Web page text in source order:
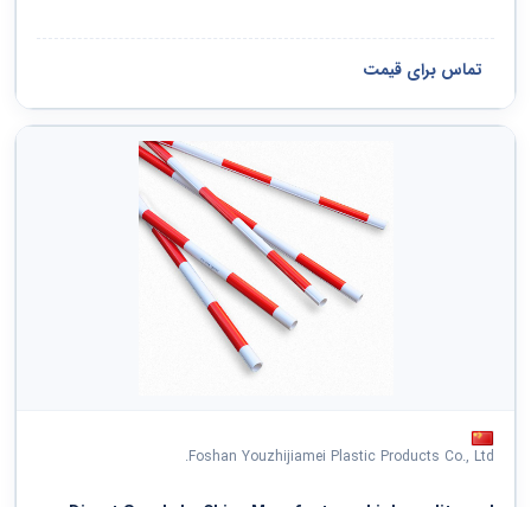
تماس برای قیمت
Foshan Youzhijiamei Plastic Products Co., Ltd.